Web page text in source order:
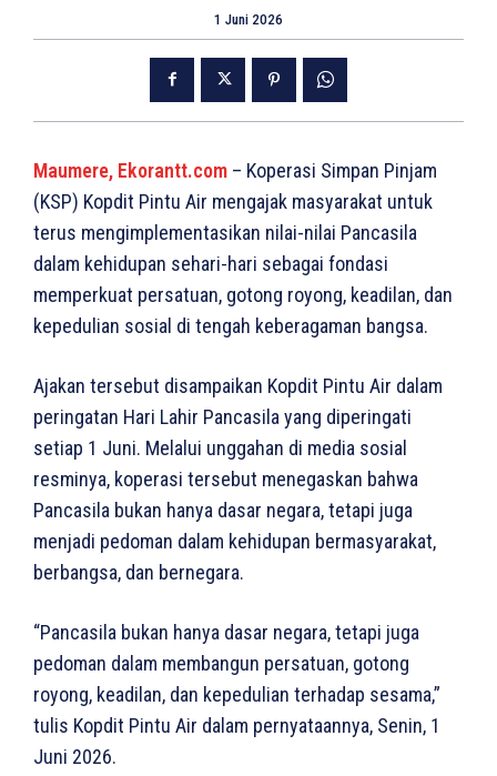
1 Juni 2026
Maumere, Ekorantt.com – Koperasi Simpan Pinjam
(KSP) Kopdit Pintu Air mengajak masyarakat untuk
terus mengimplementasikan nilai-nilai Pancasila
dalam kehidupan sehari-hari sebagai fondasi
memperkuat persatuan, gotong royong, keadilan, dan
kepedulian sosial di tengah keberagaman bangsa.
Ajakan tersebut disampaikan Kopdit Pintu Air dalam
peringatan Hari Lahir Pancasila yang diperingati
setiap 1 Juni. Melalui unggahan di media sosial
resminya, koperasi tersebut menegaskan bahwa
Pancasila bukan hanya dasar negara, tetapi juga
menjadi pedoman dalam kehidupan bermasyarakat,
berbangsa, dan bernegara.
“Pancasila bukan hanya dasar negara, tetapi juga
pedoman dalam membangun persatuan, gotong
royong, keadilan, dan kepedulian terhadap sesama,”
tulis Kopdit Pintu Air dalam pernyataannya, Senin, 1
Juni 2026.